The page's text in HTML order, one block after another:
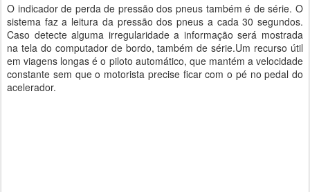
O indicador de perda de pressão dos pneus também é de série. O
sistema faz a leitura da pressão dos pneus a cada 30 segundos.
Caso detecte alguma irregularidade a informação será mostrada
na tela do computador de bordo, também de série.Um recurso útil
em viagens longas é o piloto automático, que mantém a velocidade
constante sem que o motorista precise ficar com o pé no pedal do
acelerador.